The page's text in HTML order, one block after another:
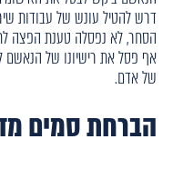
דרש להטיל עונש של עבודות
הסחר, לא נפסלה טענת הפצה
אף פסל את רישיונו של הנאשם
של אדם.
הברחת סמים